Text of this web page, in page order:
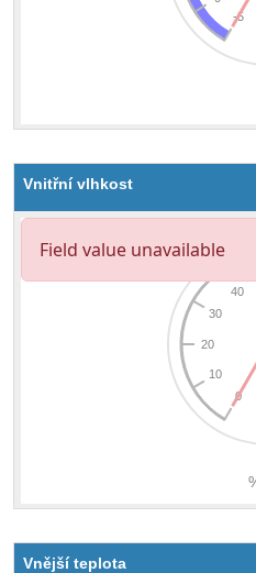
Vnitřní vlhkost
Vnější teplota